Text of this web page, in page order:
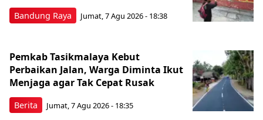
Bandung Raya Jumat, 7 Agu 2026 - 18:38
Berita
Pemkab Tasikmalaya Kebut
Perbaikan Jalan, Warga Diminta Ikut
Menjaga agar Tak Cepat Rusak
Jumat, 7 Agu 2026 - 18:35